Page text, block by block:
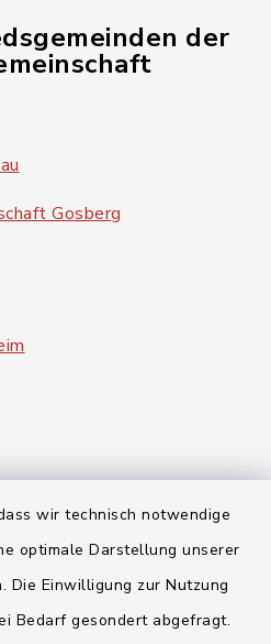
wir technisch notwendige
optimale Darstellung unserer
Die Einwilligung zur Nutzung
Bedarf gesondert abgefragt.
der
Gosberg